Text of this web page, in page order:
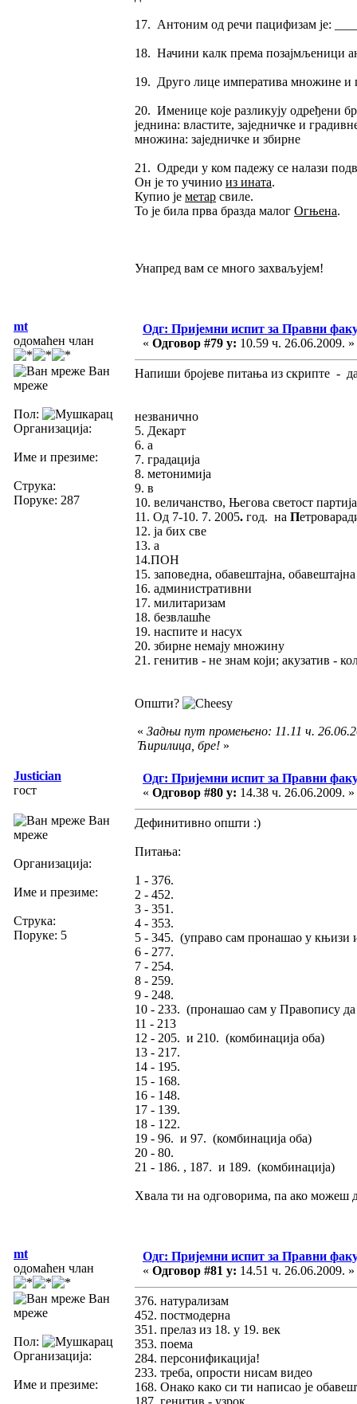
17. Антоним од речи пацифизам је:
18. Начини калк према позајмљеници
19. Друго лице императива множине и
20. Именице које разликују одређени
једнина: властите, заједничке и
множина: заједничке и збирне
21. Одреди у ком падежу се налази
Он је то учинио из ината.
Купио је метар свиле.
То је била прва бразда малог Огњена.
Унапред вам се много захваљујем!
mt
одомаћен члан
Ван
мреже
Пол:
Организација:
Име и презиме:
Струка:
Поруке: 287
Одг: Пријемни испит за Правни
« Одговор #79 у: 10.59 ч. 26.06.2009. »
Напиши бројеве питања из скрипте -
незванично
5. Декарт
6. а
7. градација
8. метонимија
9. в
10. величанство, Његова светост
11. Од 7-10. 7. 2005. год. на П
12. ја бих све
13. а
14.ПОН
15. заповедна, обавештајна, обавештајна
16. административни
17. милитаризам
18. безвлашће
19. наспите и насух
20. збирне немају множину
21. генитив - не знам који; акузатив -
Општи?
« Задњи пут промењено: 11.11 ч.
Ћирилица, бре! »
Justician
гост
Ван
мреже
Организација:
Име и презиме:
Струка:
Поруке: 5
Одг: Пријемни испит за Правни
« Одговор #80 у: 14.38 ч. 26.06.2009. »
Дефинитивно општи :)
Питања:
1 - 376.
2 - 452.
3 - 351.
4 - 353.
5 - 345. (управо сам пронашао у књизи
6 - 277.
7 - 254.
8 - 259.
9 - 248.
10 - 233. (пронашао сам у Правопису
11 - 213
12 - 205. и 210. (комбинација оба)
13 - 217.
14 - 195.
15 - 168.
16 - 148.
17 - 139.
18 - 122.
19 - 96. и 97. (комбинација оба)
20 - 80.
21 - 186. , 187. и 189. (комбинација)
Хвала ти на одговорима, па ако можеш
mt
одомаћен члан
Ван
мреже
Пол:
Организација:
Име и презиме:
Одг: Пријемни испит за Правни
« Одговор #81 у: 14.51 ч. 26.06.2009. »
376. натурализам
452. постмодерна
351. прелаз из 18. у 19. век
353. поема
284. персонификација!
233. треба, опрости нисам видео
168. Онако како си ти написао је
187. генитив - узрок